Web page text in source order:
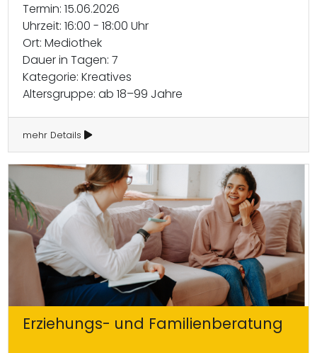
Termin: 15.06.2026
Uhrzeit: 16:00 - 18:00 Uhr
Ort: Mediothek
Dauer in Tagen: 7
Kategorie: Kreatives
Altersgruppe: ab 18–99 Jahre
mehr Details
Erziehungs- und Familienberatung